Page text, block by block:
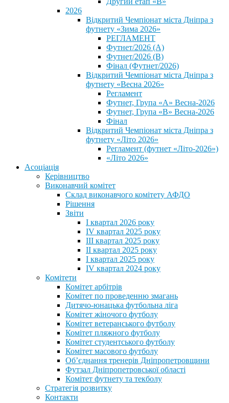
2026
Відкритий Чемпіонат міста Дніпра з
футнету «Зима 2026»
РЕГЛАМЕНТ
Футнет/2026 (А)
Футнет/2026 (В)
Фінал (Футнет/2026)
Відкритий Чемпіонат міста Дніпра з
футнету «Весна 2026»
Регламент
Футнет, Група «А» Весна-2026
Футнет, Група «В» Весна-2026
Фінал
Відкритий Чемпіонат міста Дніпра з
футнету «Літо 2026»
Регламент (футнет «Літо-2026»)
«Літо 2026»
Асоціація
Керівництво
Виконавчий комітет
Склад виконавчого комітету АФДО
Рішення
Звіти
I квартал 2026 року
IV квартал 2025 року
III квартал 2025 року
II квартал 2025 року
I квартал 2025 року
IV квартал 2024 року
Комітети
Комітет арбітрів
Комітет по проведенню змагань
Дитячо-юнацька футбольна ліга
Комітет жіночого футболу
Комітет ветеранського футболу
Комітет пляжного футболу
Комітет студентського футболу
Комітет масового футболу
Обʼєднання тренерів Дніпропетровщини
Футзал Дніпропетровської області
Комітет футнету та текболу
Стратегія розвитку
Контакти